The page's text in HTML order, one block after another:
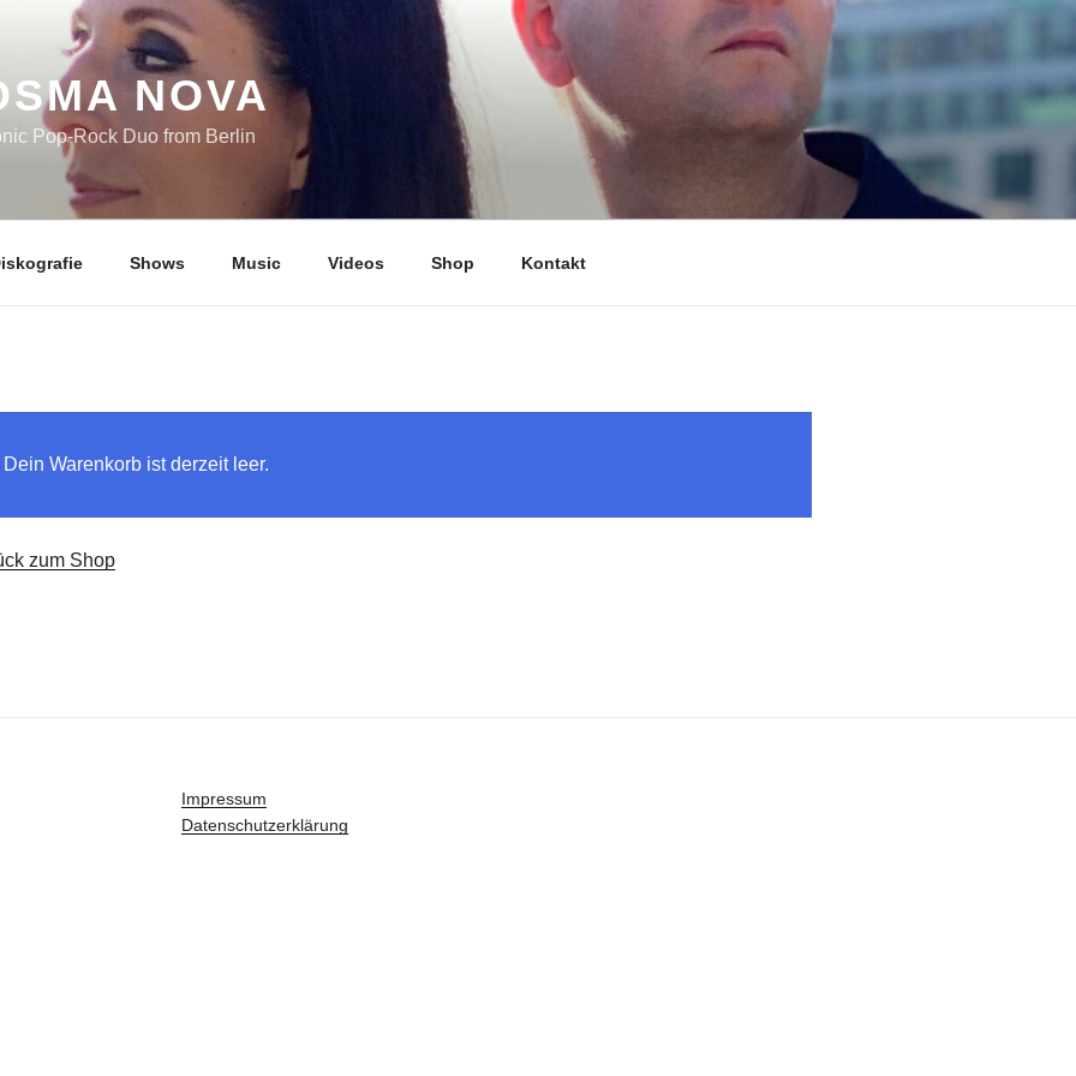
NOVA
Pop-Rock Duo from Berlin
Shows Music Videos Shop Kontakt
Dein Warenkorb ist derzeit leer.
zum Shop
Impressum
Datenschutzerklärung